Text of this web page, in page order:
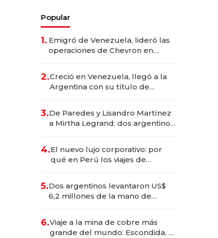
Popular
1. Emigró de Venezuela, lideró las
operaciones de Chevron en
2.Creció en Venezuela, llegó a la
Argentina con su título de
las marcas "fast premium"
3.De Paredes y Lisandro Martínez
a Mirtha Legrand: dos argentinos
4.El nuevo lujo corporativo: por
qué en Perú los viajes de
para convertirse en experiencias
transformadoras
5.Dos argentinos levantaron US$
6,2 millones de la mano de
6.Viaje a la mina de cobre más
grande del mundo: Escondida, el